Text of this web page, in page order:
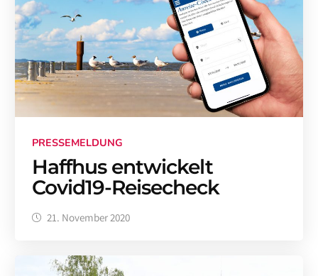
PRESSEMELDUNG
Haffhus entwickelt
Covid19-Reisecheck
21. November 2020